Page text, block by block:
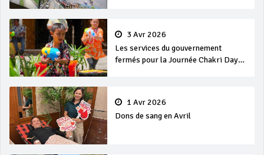
3 Avr 2026
Les services du gouvernement
fermés pour la Journée Chakri Day
1 Avr 2026
Dons de sang en Avril